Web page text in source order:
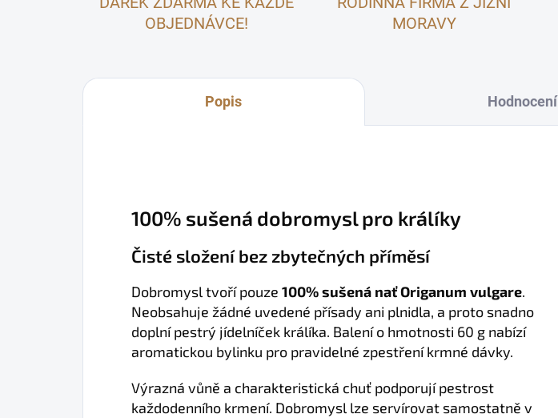
OBJEDNÁVCE!
MORAVY
Popis Hodnocení
100% sušená dobromysl pro králíky
Čisté složení bez zbytečných příměsí
Dobromysl tvoří pouze 100% sušená nať Origanum vulgare.
Neobsahuje žádné uvedené přísady ani plnidla, a proto snadno
doplní pestrý jídelníček králíka. Balení o hmotnosti 60 g nabízí
aromatickou bylinku pro pravidelné zpestření krmné dávky.
Výrazná vůně a charakteristická chuť podporují pestrost
každodenního krmení. Dobromysl lze servírovat samostatně v